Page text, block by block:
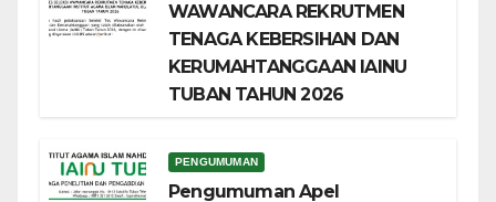
WAWANCARA REKRUTMEN
TENAGA KEBERSIHAN DAN
KERUMAHTANGGAAN IAINU
TUBAN TAHUN 2026
PENGUMUMAN
Pengumuman Apel